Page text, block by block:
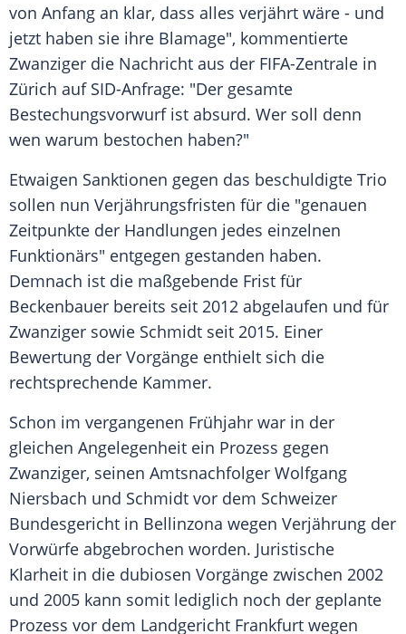
von Anfang an klar, dass alles verjährt wäre - und
jetzt haben sie ihre Blamage", kommentierte
Zwanziger die Nachricht aus der FIFA-Zentrale in
Zürich auf SID-Anfrage: "Der gesamte
Bestechungsvorwurf ist absurd. Wer soll denn
wen warum bestochen haben?"
Etwaigen Sanktionen gegen das beschuldigte Trio
sollen nun Verjährungsfristen für die "genauen
Zeitpunkte der Handlungen jedes einzelnen
Funktionärs" entgegen gestanden haben.
Demnach ist die maßgebende Frist für
Beckenbauer bereits seit 2012 abgelaufen und für
Zwanziger sowie Schmidt seit 2015. Einer
Bewertung der Vorgänge enthielt sich die
rechtsprechende Kammer.
Schon im vergangenen Frühjahr war in der
gleichen Angelegenheit ein Prozess gegen
Zwanziger, seinen Amtsnachfolger Wolfgang
Niersbach und Schmidt vor dem Schweizer
Bundesgericht in Bellinzona wegen Verjährung der
Vorwürfe abgebrochen worden. Juristische
Klarheit in die dubiosen Vorgänge zwischen 2002
und 2005 kann somit lediglich noch der geplante
Prozess vor dem Landgericht Frankfurt wegen